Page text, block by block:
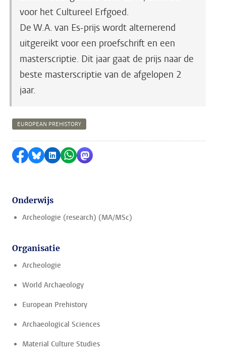
voor het Cultureel Erfgoed.
De W.A. van Es-prijs wordt alternerend
uitgereikt voor een proefschrift en een
masterscriptie. Dit jaar gaat de prijs naar de
beste masterscriptie van de afgelopen 2
jaar.
EUROPEAN PREHISTORY
Delen op Facebook
Delen via Bluesky
Delen op LinkedIn
Delen via WhatsApp
Delen via Mastodon
Onderwijs
Archeologie (research) (MA/MSc)
Organisatie
Archeologie
World Archaeology
European Prehistory
Archaeological Sciences
Material Culture Studies